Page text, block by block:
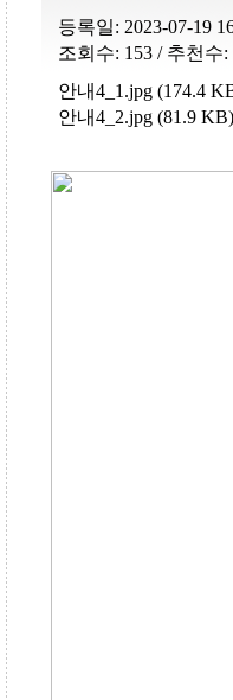
등록일: 2023-07-19
조회수: 153 / 추천수:
안내4_1.jpg (174.4
안내4_2.jpg (81.9 KB)